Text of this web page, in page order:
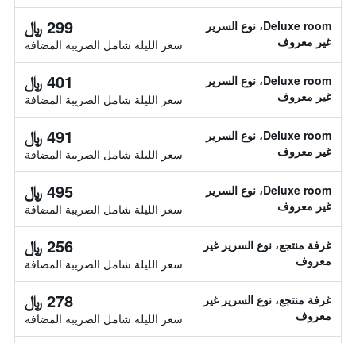
Deluxe room، نوع السرير
غير معروف
299 ﷼
سعر الليلة شامل الصريبة المضافة
Deluxe room، نوع السرير
غير معروف
401 ﷼
سعر الليلة شامل الصريبة المضافة
Deluxe room، نوع السرير
غير معروف
491 ﷼
سعر الليلة شامل الصريبة المضافة
Deluxe room، نوع السرير
غير معروف
495 ﷼
سعر الليلة شامل الصريبة المضافة
غرفة منتجع، نوع السرير غير
معروف
256 ﷼
سعر الليلة شامل الصريبة المضافة
غرفة منتجع، نوع السرير غير
معروف
278 ﷼
سعر الليلة شامل الصريبة المضافة